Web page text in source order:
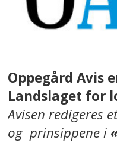
Oppegård Avis
Landslaget for
Avisen redigeres
og prinsippene i